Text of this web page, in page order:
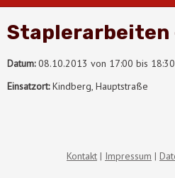
Staplerarbeiten
Datum:08.10.2013 von 17:00 bis
Einsatzort:Kindberg, Hauptstraße
Kontakt Impressum